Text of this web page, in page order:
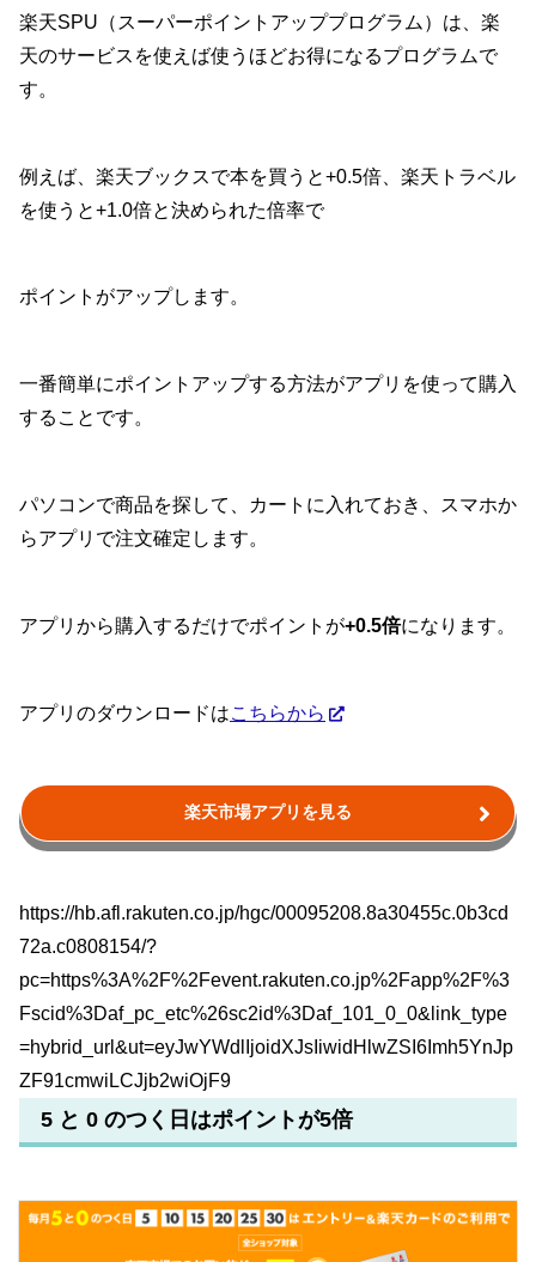
楽天SPU（スーパーポイントアッププログラム）は、楽
天のサービスを使えば使うほどお得になるプログラムで
す。
例えば、楽天ブックスで本を買うと+0.5倍、楽天トラベル
を使うと+1.0倍と決められた倍率で
ポイントがアップします。
一番簡単にポイントアップする方法がアプリを使って購入
することです。
パソコンで商品を探して、カートに入れておき、スマホか
らアプリで注文確定します。
アプリから購入するだけでポイントが+0.5倍になります。
アプリのダウンロードはこちらから
楽天市場アプリを見る
https://hb.afl.rakuten.co.jp/hgc/00095208.8a30455c.0b3cd
72a.c0808154/?
pc=https%3A%2F%2Fevent.rakuten.co.jp%2Fapp%2F%3
Fscid%3Daf_pc_etc%26sc2id%3Daf_101_0_0&link_type
=hybrid_url&ut=eyJwYWdlIjoidXJsIiwidHlwZSI6Imh5YnJp
ZF91cmwiLCJjb2wiOjF9
5 と 0 のつく日はポイントが5倍